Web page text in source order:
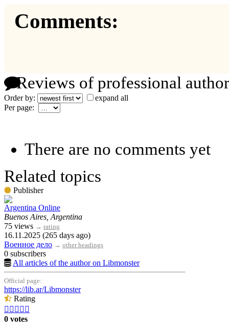
Comments:
Reviews of professional
Order by:
expand all
Per page:
There are no comments yet
Related topics
Publisher
Argentina Online
Buenos Aires, Argentina
75 views → rating
16.11.2025 (265 days ago)
Военное дело → other headings
0 subscribers
All articles of the author on Libmonster
Official page:
https://lib.ar/Libmonster
Rating
    
0 votes